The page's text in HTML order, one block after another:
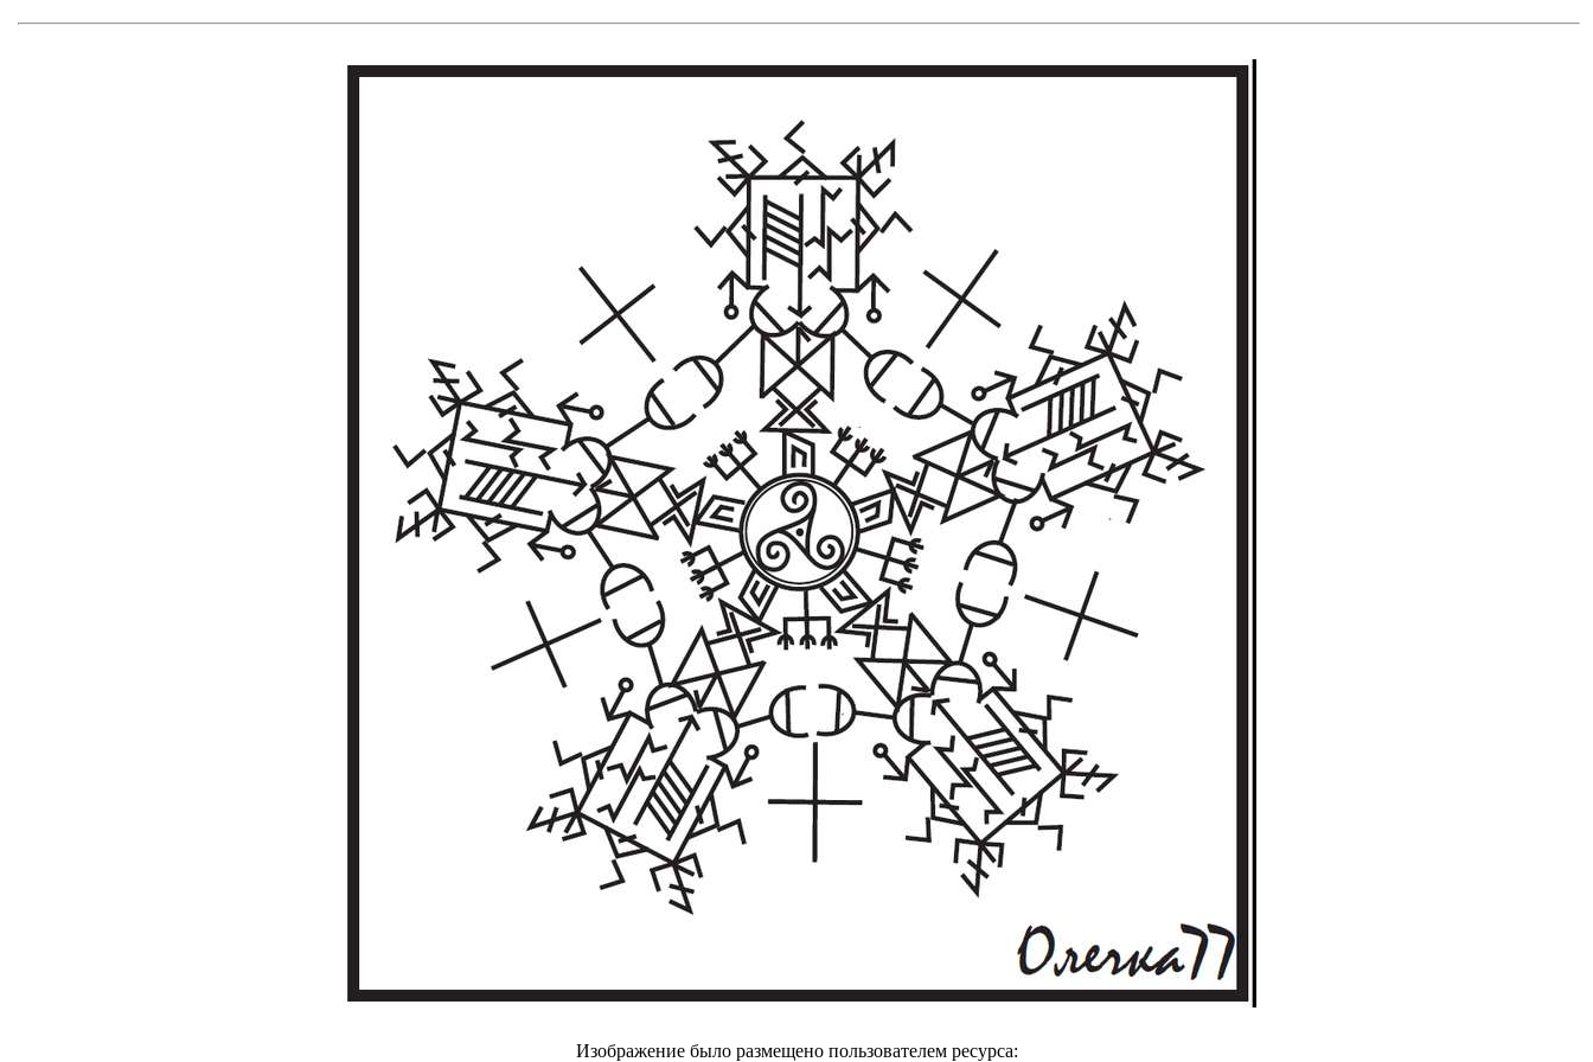
Изображение было размещено пользователем ресурса: